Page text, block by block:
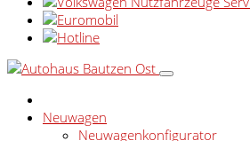
Neuwagen
Neuwagenkonfigurator